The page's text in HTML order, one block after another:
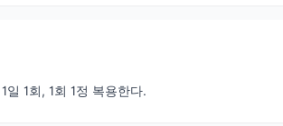
일 1회, 1회 1정 복용한다.